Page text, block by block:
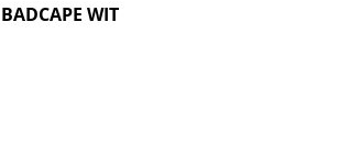
WIT